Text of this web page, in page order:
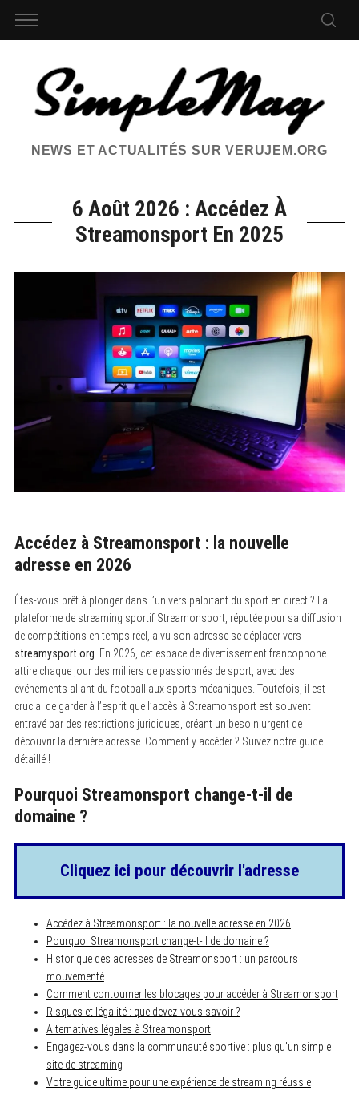
NEWS ET ACTUALITÉS SUR VERUJEM.ORG
6 Août 2026 : Accédez À
Streamonsport En 2025
Accédez à Streamonsport : la nouvelle
adresse en 2026
Êtes-vous prêt à plonger dans l’univers palpitant du sport en direct ? La
plateforme de streaming sportif Streamonsport, réputée pour sa diffusion
de compétitions en temps réel, a vu son adresse se déplacer vers
streamysport.org . En 2026, cet espace de divertissement francophone
attire chaque jour des milliers de passionnés de sport, avec des
événements allant du football aux sports mécaniques. Toutefois, il est
crucial de garder à l’esprit que l’accès à Streamonsport est souvent
entravé par des restrictions juridiques, créant un besoin urgent de
découvrir la dernière adresse. Comment y accéder ? Suivez notre guide
détaillé !
Pourquoi Streamonsport change-t-il de
domaine ?
Cliquez ici pour découvrir l'adresse
Accédez à Streamonsport : la nouvelle adresse en 2026
Pourquoi Streamonsport change-t-il de domaine ?
Historique des adresses de Streamonsport : un parcours
mouvementé
Comment contourner les blocages pour accéder à Streamonsport
Risques et légalité : que devez-vous savoir ?
Alternatives légales à Streamonsport
Engagez-vous dans la communauté sportive : plus qu’un simple
site de streaming
Votre guide ultime pour une expérience de streaming réussie